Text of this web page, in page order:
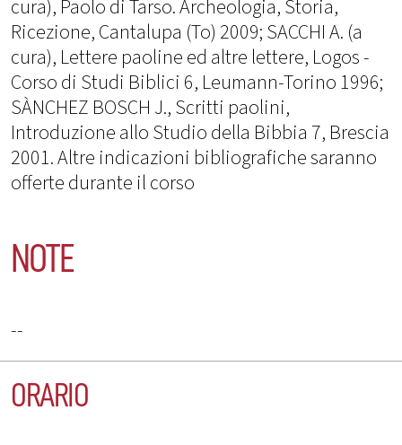
cura), Paolo di Tarso. Archeologia, Storia,
Ricezione, Cantalupa (To) 2009; SACCHI A. (a
cura), Lettere paoline ed altre lettere, Logos -
Corso di Studi Biblici 6, Leumann-Torino 1996;
SÀNCHEZ BOSCH J., Scritti paolini,
Introduzione allo Studio della Bibbia 7, Brescia
2001. Altre indicazioni bibliografiche saranno
offerte durante il corso
NOTE
--
ORARIO